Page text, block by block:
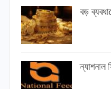
বড়
ন্যাশনাল